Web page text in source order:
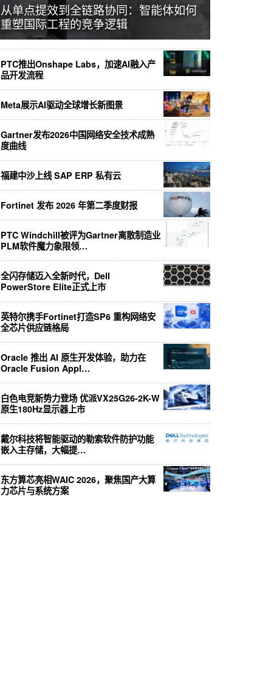
从单点提效到全链路协同：智能体如何
重塑国际工程的竞争逻辑
PTC推出Onshape Labs，加速AI融入产
品开发流程
Meta展示AI驱动全球增长新图景
Gartner发布2026中国网络安全技术成熟
度曲线
福建中沙上线 SAP ERP 私有云
Fortinet 发布 2026 年第二季度财报
PTC Windchill被评为Gartner离散制造业
PLM软件魔力象限领…
全闪存储迈入全新时代，Dell
PowerStore Elite正式上市
英特尔携手Fortinet打造SP6 重构网络安
全芯片供应链格局
Oracle 推出 AI 原生开发体验，助力在
Oracle Fusion Appl…
白色电竞新势力登场 优派VX25G26-2K-W
原生180Hz显示器上市
戴尔科技将智能驱动的勒索软件防护功能
嵌入主存储，大幅提…
东方算芯亮相WAIC 2026，聚焦国产大算
力芯片与系统方案